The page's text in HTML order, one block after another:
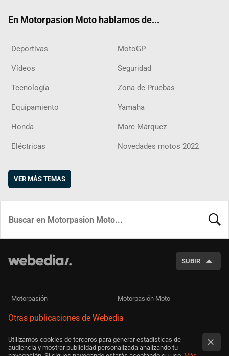
En Motorpasion Moto hablamos de...
Deportivas MotoGP
Vídeos Seguridad
Tecnología Zona de Pruebas
Equipamiento Yamaha
Honda Marc Márquez
Eléctricas Novedades motos 2022
VER MÁS TEMAS
SUBIR
Motorpasión Motorpasión Moto
Otras publicaciones de Webedia
Utilizamos cookies de terceros para generar estadísticas de
audiencia y mostrar publicidad personalizada analizando tu